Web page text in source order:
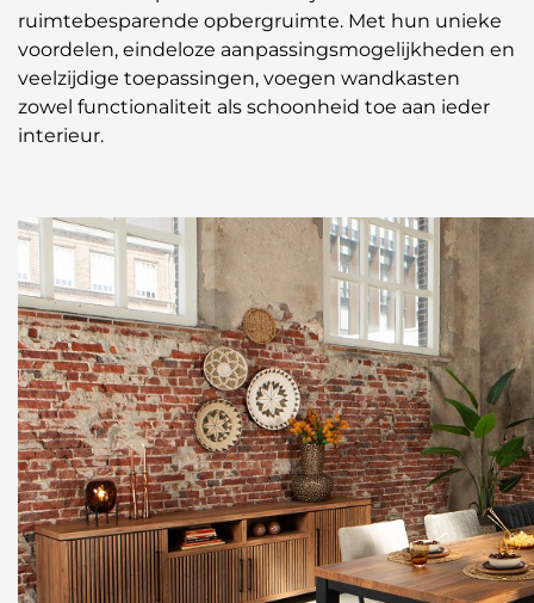
ruimtebesparende opbergruimte. Met hun unieke
voordelen, eindeloze aanpassingsmogelijkheden en
veelzijdige toepassingen, voegen wandkasten
zowel functionaliteit als schoonheid toe aan ieder
interieur.